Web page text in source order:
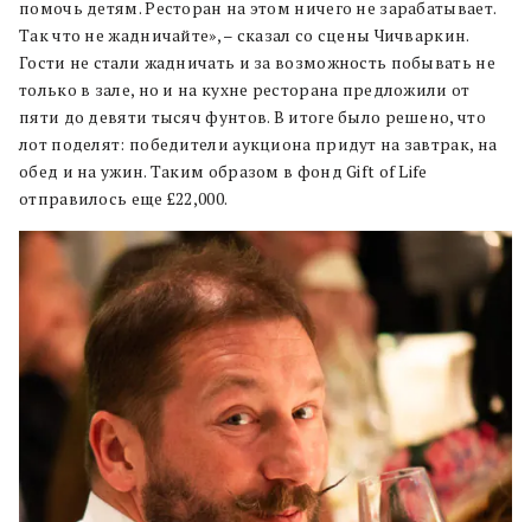
помочь детям. Ресторан на этом ничего не зарабатывает.
Так что не жадничайте», – сказал со сцены Чичваркин.
Гости не стали жадничать и за возможность побывать не
только в зале, но и на кухне ресторана предложили от
пяти до девяти тысяч фунтов. В итоге было решено, что
лот поделят: победители аукциона придут на завтрак, на
обед и на ужин. Таким образом в фонд Gift of Life
отправилось еще £22,000.